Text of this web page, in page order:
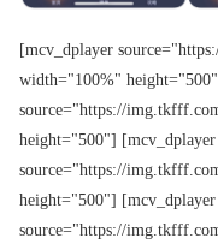
[mcv_dplayer
width="100%"
source="https://
height="500"] [mcv_dplayer
source="https://
height="500"] [mcv_dplayer
source="https://